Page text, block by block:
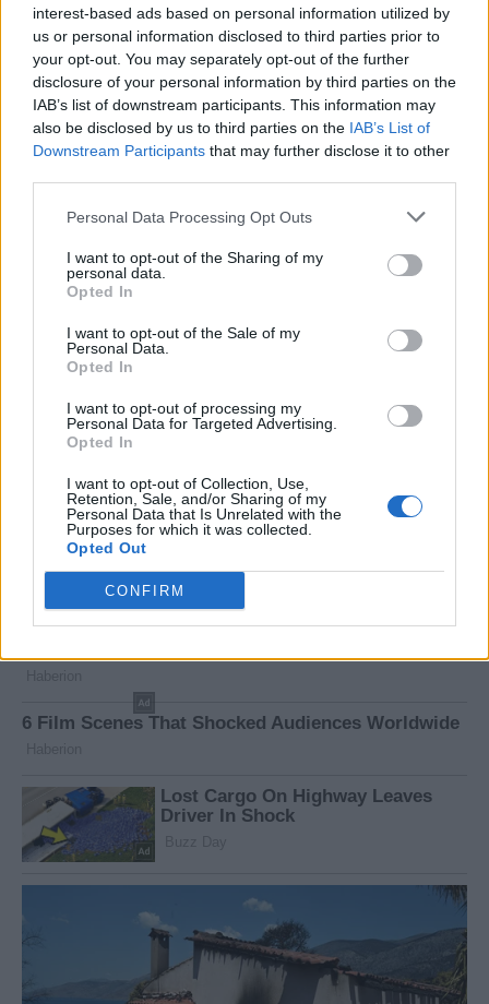
interest-based ads based on personal information utilized by
us or personal information disclosed to third parties prior to
your opt-out. You may separately opt-out of the further
disclosure of your personal information by third parties on the
IAB’s list of downstream participants. This information may
also be disclosed by us to third parties on the IAB’s List of
Downstream Participants that may further disclose it to other
Personal Data Processing Opt Outs
I want to opt-out of the Sharing of my
personal data.
Opted In
I want to opt-out of the Sale of my
Personal Data.
Opted In
I want to opt-out of processing my
Personal Data for Targeted Advertising.
Opted In
I want to opt-out of Collection, Use,
Retention, Sale, and/or Sharing of my
Personal Data that Is Unrelated with the
Purposes for which it was collected.
Opted Out
CONFIRM